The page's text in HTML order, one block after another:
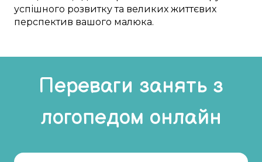
успішного розвитку та великих життєвих
перспектив вашого малюка.
Переваги занять з
логопедом онлайн